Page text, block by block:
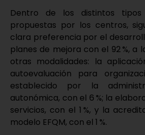
Dentro de los distintos tipos
propuestas por los centros,
clara preferencia por el
planes de mejora con el 92 %, a
otras modalidades: la
autoevaluación para
establecido por la
autonómica, con el 6 %; la
servicios, con el 1 %, y la
modelo EFQM, con el 1 %.